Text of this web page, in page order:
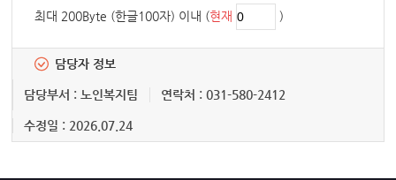
최대 200Byte (한글100자) 이내 (현재 )
담당자 정보
담당부서 : 노인복지팀 연락처 : 031-580-2412
수정일 : 2026.07.24